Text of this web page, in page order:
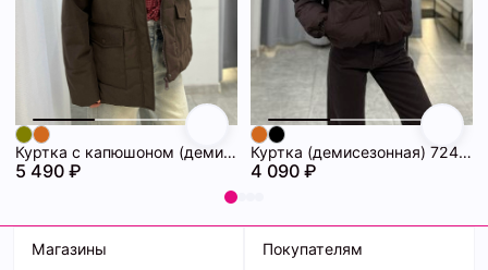
Куртка с капюшоном (демисезонная) 72462086\1013
5 490 ₽
Куртка (демисезонная) 72462069\1013
4 090 ₽
Магазины Покупателям